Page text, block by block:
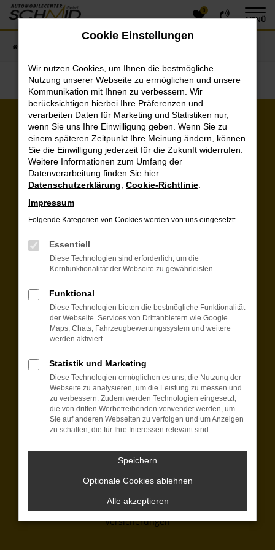
Zum
Hauptinhalt
0
MENÜ
Kunden über uns:
Unkomplizierter Vorgang und Ankauf von 2
Autos für einen spitzen Preis. Haben die
Fahrzeuge gewaschen und frisch hergerichtet
bekommen. Nett und freundlich. Danke
Herr Alex G.
Weitere Kundenstimmen lesen
Öffnungszeiten & Kontakt
07:15 bis 18:00 Uhr
Samstag:
09:00 bis 12:00 Uhr
+49 8421 97650
kontakt@automobilecenter-schmid.de
Wir bieten:
EU-Fahrzeuge
Neuwagen
Dienstwagen
Gebrauchtwagen
Finanzierung
Leasing
Versicherungen
Cookie Einstellungen
Wir nutzen Cookies, um Ihnen die bestmögliche
Nutzung unserer Webseite zu ermöglichen und unsere
Kommunikation mit Ihnen zu verbessern. Wir
berücksichtigen hierbei Ihre Präferenzen und
verarbeiten Daten für Marketing und Statistiken nur,
wenn Sie uns Ihre Einwilligung geben. Wenn Sie zu
einem späteren Zeitpunkt Ihre Meinung ändern, können
Sie die Einwilligung jederzeit für die Zukunft widerrufen.
Weitere Informationen zum Umfang der
Datenverarbeitung finden Sie hier:
Datenschutzerklärung Cookie-Richtlinie
Impressum
Folgende Kategorien von Cookies werden von uns eingesetzt:
Essentiell
Diese Technologien sind erforderlich, um die
Kernfunktionalität der Webseite zu gewährleisten.
Funktional
Diese Technologien bieten die bestmögliche Funktionalität
der Webseite. Services von Drittanbietern wie Google
Maps, Chats, Fahrzeugbewertungssystem und weitere
werden aktiviert.
Statistik und Marketing
Diese Technologien ermöglichen es uns, die Nutzung der
Webseite zu analysieren, um die Leistung zu messen und
zu verbessern. Zudem werden Technologien eingesetzt,
die von dritten Werbetreibenden verwendet werden, um
Sie auf anderen Webseiten zu verfolgen und um Anzeigen
zu schalten, die für Ihre Interessen relevant sind.
Speichern
Optionale Cookies ablehnen
Alle akzeptieren